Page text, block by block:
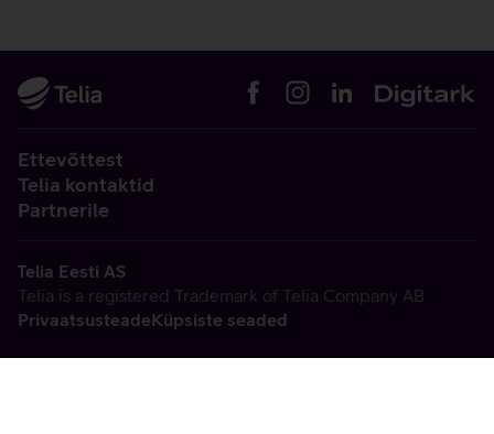
Ettevõttest
Telia kontaktid
Partnerile
Telia Eesti AS
Telia is a registered Trademark of Telia Company AB
PrivaatsusteadeKüpsiste seaded